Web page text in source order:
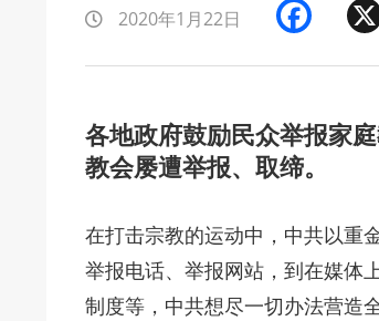
2020年1月22日
各地政府鼓励民众举报家
教会屡遭举报、取缔。
在打击宗教的运动中，中共以重
举报电话、举报网站，到在媒体
制度等，中共想尽一切办法营造